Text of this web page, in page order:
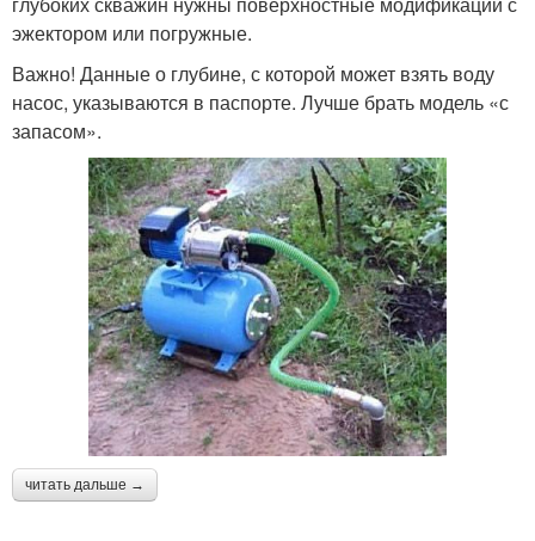
эжектором или погружные.
Важно! Данные о глубине, с которой может взять воду
насос, указываются в паспорте. Лучше брать модель «с
запасом».
читать дальше →